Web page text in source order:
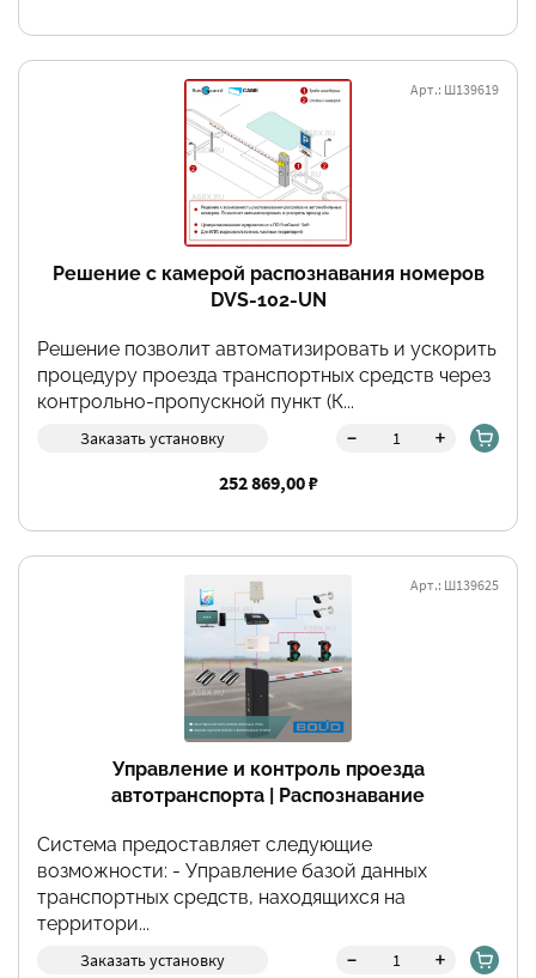
Решение с камерой распознавания номеров
DVS-102-UN
Арт.: Ш139619
Решение позволит автоматизировать и ускорить
процедуру проезда транспортных средств через
контрольно-пропускной пункт (К...
Заказать установку - +
252 869,00 ₽
Управление и контроль проезда
автотранспорта | Распознавание
Арт.: Ш139625
Система предоставляет следующие
возможности: - Управление базой данных
транспортных средств, находящихся на
территори...
Заказать установку - +